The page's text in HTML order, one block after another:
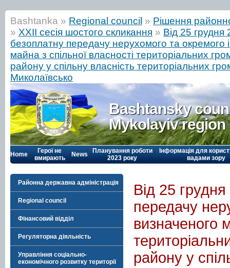
Bashtanka » Regional council » Рішення
» ХХIІ сесія шостого скликання » Від 25
безоплатну передачу нерухомого та окремого
майна з спільної власності територіальних
району у спільну власність територіальних
Миколаївсько
Bashtansky
Mykolayiv region
Home
Герої не
вмирають
News
Планування роботи
2023 року
Інформація для
вадами зору
Районна державна адміністрація
Regional council
Фінансовий відділ
Регуляторна діяльність
Управління соціально-
економічного розвитку території
Від 25
передачу
визначеного
району у